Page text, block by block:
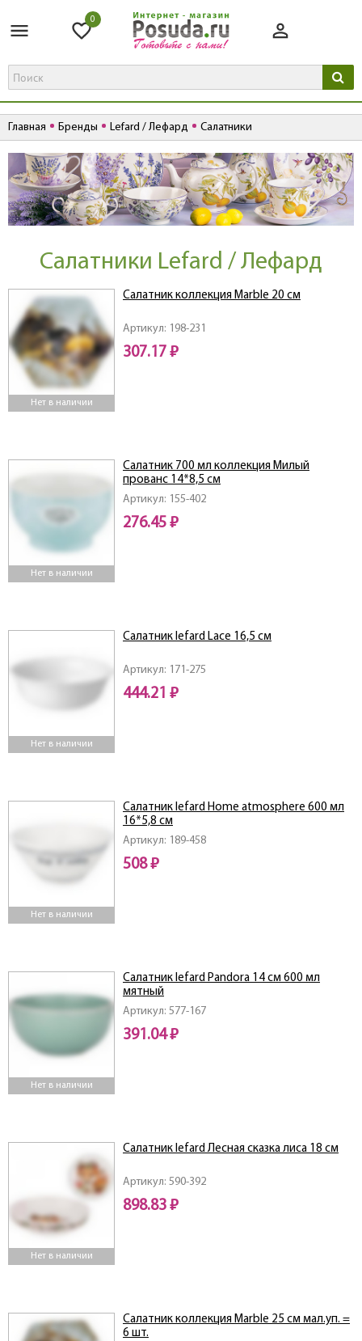
0
Главная Бренды Lefard / Лефард Салатники
Салатники Lefard / Лефард
Нет в наличии
Артикул: 198-231
Салатник коллекция Marble 20 см
307.17 ₽
Нет в наличии
Артикул: 155-402
Салатник 700 мл коллекция Милый
прованс 14*8,5 см
276.45 ₽
Нет в наличии
Артикул: 171-275
Салатник lefard Lace 16,5 см
444.21 ₽
Нет в наличии
Артикул: 189-458
Салатник lefard Home atmosphere 600 мл
16*5,8 см
508 ₽
Нет в наличии
Артикул: 577-167
Салатник lefard Pandora 14 см 600 мл
мятный
391.04 ₽
Нет в наличии
Артикул: 590-392
Салатник lefard Лесная сказка лиса 18 см
898.83 ₽
Салатник коллекция Marble 25 см мал.уп. =
6 шт.